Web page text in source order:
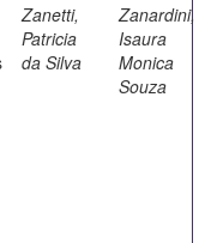
Zanetti,
Patricia
da Silva
Zanardini,
Isaura
Monica
Souza